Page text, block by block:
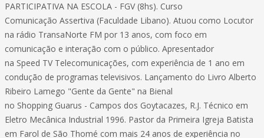
PARTICIPATIVA NA ESCOLA - FGV (8hs). Curso
Comunicação Assertiva (Faculdade Libano). Atuou como Locutor
na rádio TransaNorte FM por 13 anos, com foco em
comunicação e interação com o público. Apresentador
na Speed TV Telecomunicações, com experiência de 1 ano em
condução de programas televisivos. Lançamento do Livro Alberto
Ribeiro Lamego "Gente da Gente" na Bienal
no Shopping Guarus - Campos dos Goytacazes, R.J. Técnico em
Eletro Mecânica Industrial 1996. Pastor da Primeira Igreja Batista
em Farol de São Thomé com mais 24 anos de experiência no